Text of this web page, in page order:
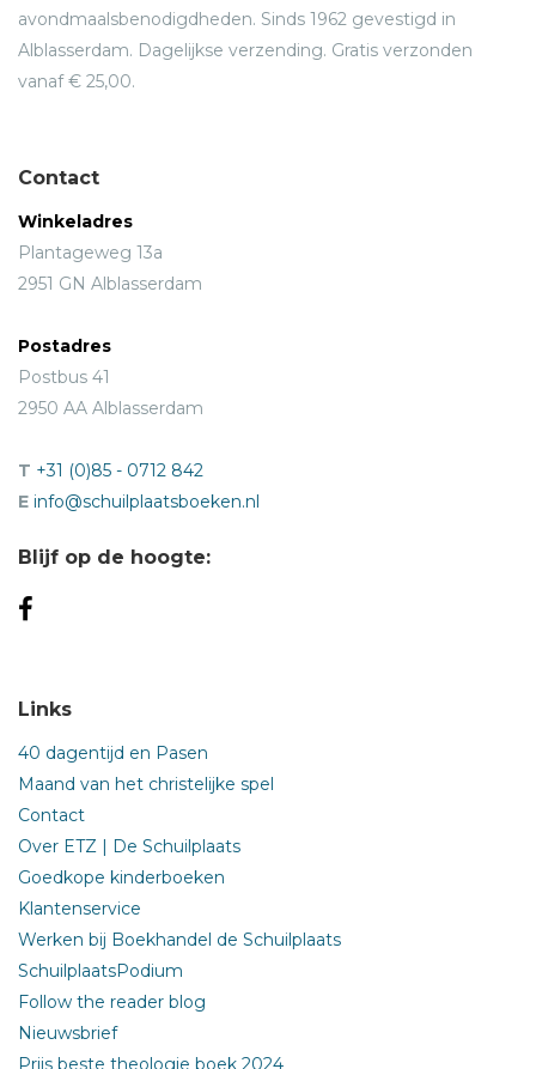
avondmaalsbenodigdheden. Sinds 1962 gevestigd in
Alblasserdam. Dagelijkse verzending. Gratis verzonden
vanaf € 25,00.
Contact
Winkeladres
Plantageweg 13a
2951 GN Alblasserdam
Postadres
Postbus 41
2950 AA Alblasserdam
T +31 (0)85 - 0712 842
E info@schuilplaatsboeken.nl
Blijf op de hoogte:
Links
40 dagentijd en Pasen
Maand van het christelijke spel
Contact
Over ETZ | De Schuilplaats
Goedkope kinderboeken
Klantenservice
Werken bij Boekhandel de Schuilplaats
SchuilplaatsPodium
Follow the reader blog
Nieuwsbrief
Prijs beste theologie boek 2024